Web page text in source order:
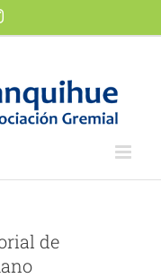
Instagram
de